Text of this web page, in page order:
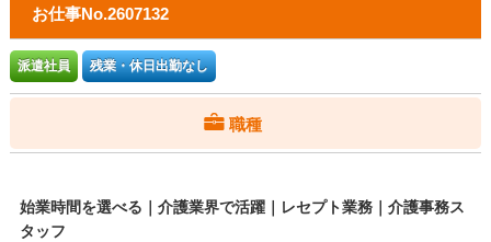
お仕事No.2607132
派遣社員 残業・休日出勤なし
職種
始業時間を選べる｜介護業界で活躍｜レセプト業務｜介護事務ス
タッフ